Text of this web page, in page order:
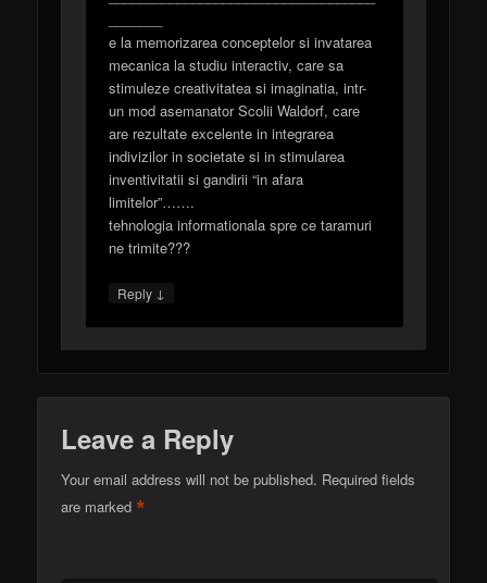
e la memorizarea conceptelor si invatarea
mecanica la studiu interactiv, care sa
stimuleze creativitatea si imaginatia, intr-
un mod asemanator Scolii Waldorf, care
are rezultate excelente in integrarea
indivizilor in societate si in stimularea
inventivitatii si gandirii “in afara
limitelor”…….
tehnologia informationala spre ce taramuri
ne trimite???
Reply ↓
Leave a Reply
Your email address will not be published. Required fields
are marked*